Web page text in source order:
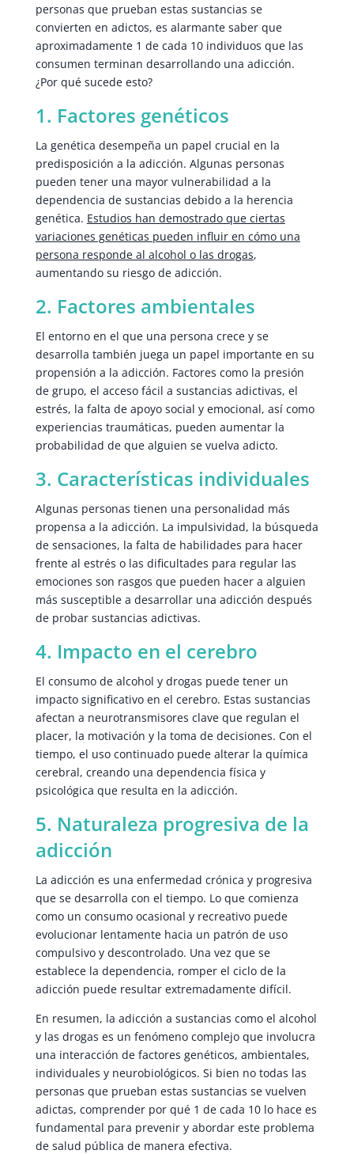
personas que prueban estas sustancias se
convierten en adictos, es alarmante saber que
aproximadamente 1 de cada 10 individuos que las
consumen terminan desarrollando una adicción.
¿Por qué sucede esto?
1. Factores genéticos
La genética desempeña un papel crucial en la
predisposición a la adicción. Algunas personas
pueden tener una mayor vulnerabilidad a la
dependencia de sustancias debido a la herencia
genética. Estudios han demostrado que ciertas
variaciones genéticas pueden influir en cómo una
persona responde al alcohol o las drogas,
aumentando su riesgo de adicción.
2. Factores ambientales
El entorno en el que una persona crece y se
desarrolla también juega un papel importante en su
propensión a la adicción. Factores como la presión
de grupo, el acceso fácil a sustancias adictivas, el
estrés, la falta de apoyo social y emocional, así como
experiencias traumáticas, pueden aumentar la
probabilidad de que alguien se vuelva adicto.
3. Características individuales
Algunas personas tienen una personalidad más
propensa a la adicción. La impulsividad, la búsqueda
de sensaciones, la falta de habilidades para hacer
frente al estrés o las dificultades para regular las
emociones son rasgos que pueden hacer a alguien
más susceptible a desarrollar una adicción después
de probar sustancias adictivas.
4. Impacto en el cerebro
El consumo de alcohol y drogas puede tener un
impacto significativo en el cerebro. Estas sustancias
afectan a neurotransmisores clave que regulan el
placer, la motivación y la toma de decisiones. Con el
tiempo, el uso continuado puede alterar la química
cerebral, creando una dependencia física y
psicológica que resulta en la adicción.
5. Naturaleza progresiva de la
adicción
La adicción es una enfermedad crónica y progresiva
que se desarrolla con el tiempo. Lo que comienza
como un consumo ocasional y recreativo puede
evolucionar lentamente hacia un patrón de uso
compulsivo y descontrolado. Una vez que se
establece la dependencia, romper el ciclo de la
adicción puede resultar extremadamente difícil.
En resumen, la adicción a sustancias como el alcohol
y las drogas es un fenómeno complejo que involucra
una interacción de factores genéticos, ambientales,
individuales y neurobiológicos. Si bien no todas las
personas que prueban estas sustancias se vuelven
adictas, comprender por qué 1 de cada 10 lo hace es
fundamental para prevenir y abordar este problema
de salud pública de manera efectiva.